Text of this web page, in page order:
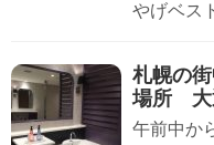
やげベス
札幌の
場所 大
午前中か